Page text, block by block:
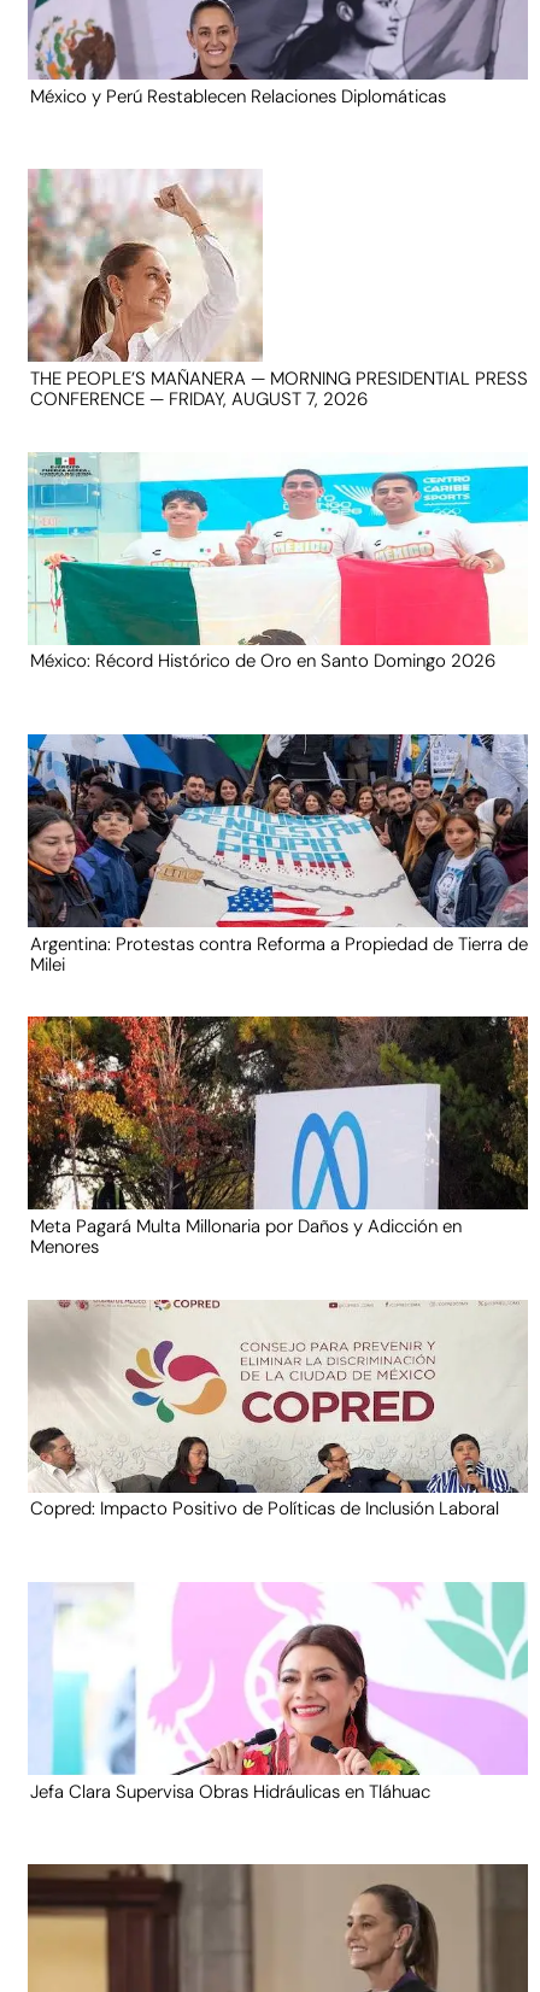
México y Perú Restablecen Relaciones Diplomáticas
THE PEOPLE’S MAÑANERA — MORNING PRESIDENTIAL PRESS
CONFERENCE — FRIDAY, AUGUST 7, 2026
México: Récord Histórico de Oro en Santo Domingo 2026
Argentina: Protestas contra Reforma a Propiedad de Tierra de
Milei
Meta Pagará Multa Millonaria por Daños y Adicción en
Menores
Copred: Impacto Positivo de Políticas de Inclusión Laboral
Jefa Clara Supervisa Obras Hidráulicas en Tláhuac